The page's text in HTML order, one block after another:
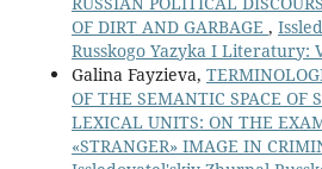
OF DIRT AND GARBAGE ,
Russkogo Yazyka I Literatury:
Galina Fayzieva,
OF THE SEMANTIC SPACE OF
LEXICAL UNITS: ON THE
«STRANGER» IMAGE IN